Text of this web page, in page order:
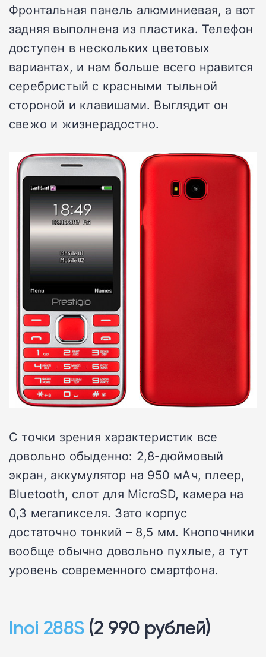
Фронтальная панель алюминиевая, а вот
задняя выполнена из пластика. Телефон
доступен в нескольких цветовых
вариантах, и нам больше всего нравится
серебристый с красными тыльной
стороной и клавишами. Выглядит он
свежо и жизнерадостно.
C точки зрения характеристик все
довольно обыденно: 2,8-дюймовый
экран, аккумулятор на 950 мАч, плеер,
Bluetooth, слот для MicroSD, камера на
0,3 мегапикселя. Зато корпус
достаточно тонкий – 8,5 мм. Кнопочники
вообще обычно довольно пухлые, а тут
уровень современного смартфона.
Inoi 288S(2 990 рублей)